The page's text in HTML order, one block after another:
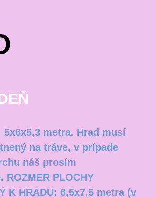
5x6x5,3 metra. Hrad musí
na tráve, v prípade
náš prosím
ROZMER PLOCHY
K HRADU: 6,5x7,5 metra (v